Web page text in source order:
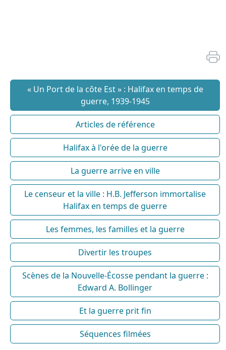
« Un Port de la côte Est » : Halifax en temps de
guerre, 1939-1945
Articles de référence
Halifax à l'orée de la guerre
La guerre arrive en ville
Le censeur et la ville : H.B. Jefferson immortalise
Halifax en temps de guerre
Les femmes, les familles et la guerre
Divertir les troupes
Scènes de la Nouvelle-Écosse pendant la guerre :
Edward A. Bollinger
Et la guerre prit fin
Séquences filmées